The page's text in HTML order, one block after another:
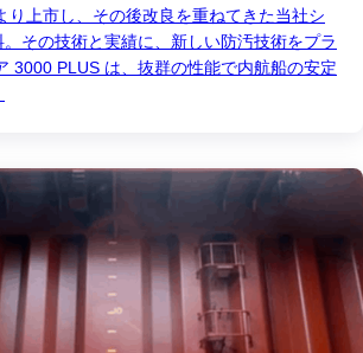
り上市し、その後改良を重ねてきた当社シ
。その技術と実績に、新しい防汚技術をプラ
3000 PLUS は、抜群の性能で内航船の安定